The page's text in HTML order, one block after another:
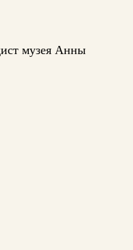
музея Анны